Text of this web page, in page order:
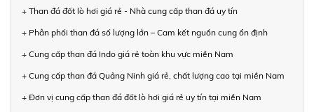
+ Than đá đốt lò hơi giá rẻ - Nhà cung cấp than đá uy tín
+ Phân phối than đá số lượng lớn – Cam kết nguồn cung ổn định
+ Cung cấp than đá Indo giá rẻ toàn khu vực miền Nam
+ Cung cấp than đá Quảng Ninh giá rẻ, chất lượng cao tại miền Nam
+ Đơn vị cung cấp than đá đốt lò hơi giá rẻ uy tín tại miền Nam